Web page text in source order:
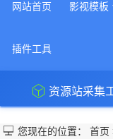
网站首页 影视模板
插件工具
资源站采集
您现在的位置：首页